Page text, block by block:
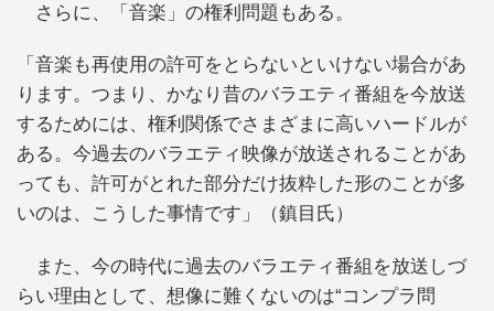
さらに、「音楽」の権利問題もある。
「音楽も再使用の許可をとらないといけない場合があ
ります。つまり、かなり昔のバラエティ番組を今放送
するためには、権利関係でさまざまに高いハードルが
ある。今過去のバラエティ映像が放送されることがあ
っても、許可がとれた部分だけ抜粋した形のことが多
いのは、こうした事情です」（鎮目氏）
また、今の時代に過去のバラエティ番組を放送しづ
らい理由として、想像に難くないのは“コンプラ問